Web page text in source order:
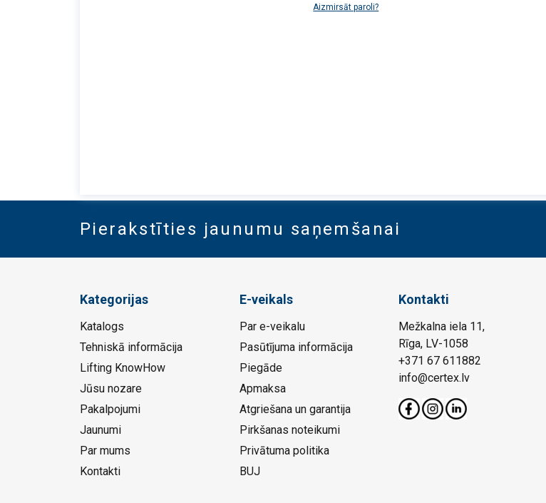
Aizmirsāt paroli?
Pierakstīties jaunumu saņemšanai
Kategorijas
Katalogs
Tehniskā informācija
Lifting KnowHow
Jūsu nozare
Pakalpojumi
Jaunumi
Par mums
Kontakti
E-veikals
Par e-veikalu
Pasūtījuma informācija
Piegāde
Apmaksa
Atgriešana un garantija
Pirkšanas noteikumi
Privātuma politika
BUJ
Kontakti
Mežkalna iela 11,
Rīga, LV-1058
+371 67 611882
info@certex.lv